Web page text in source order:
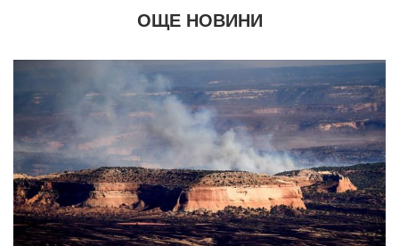
ОЩЕ НОВИНИ